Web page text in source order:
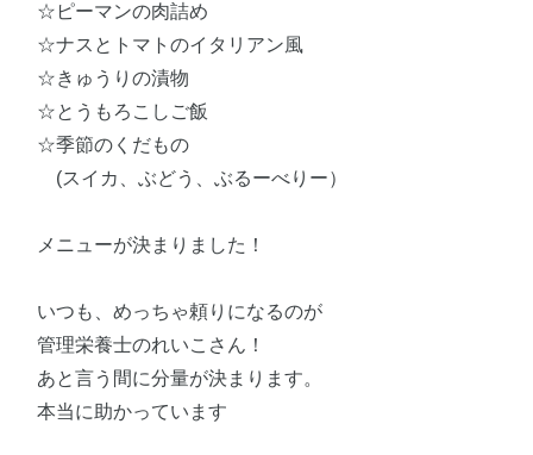
☆ピーマンの肉詰め
☆ナスとトマトのイタリアン風
☆きゅうりの漬物
☆とうもろこしご飯
☆季節のくだもの
(スイカ、ぶどう、ぶるーべりー）
メニューが決まりました！
いつも、めっちゃ頼りになるのが
管理栄養士のれいこさん！
あと言う間に分量が決まります。
本当に助かっています